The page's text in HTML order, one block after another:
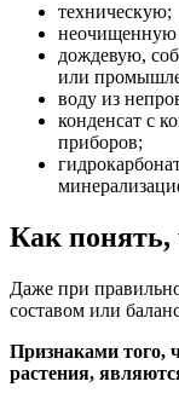
техническую;
неочищенную
дождевую,
или
воду из
конденсат с
приборов;
Как понять,
Даже при
составом или
Признаками того,
растения,